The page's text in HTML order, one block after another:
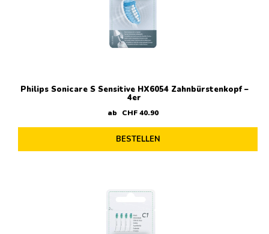
Philips Sonicare S Sensitive HX6054 Zahnbürstenkopf –
4er
ab CHF40.90
BESTELLEN